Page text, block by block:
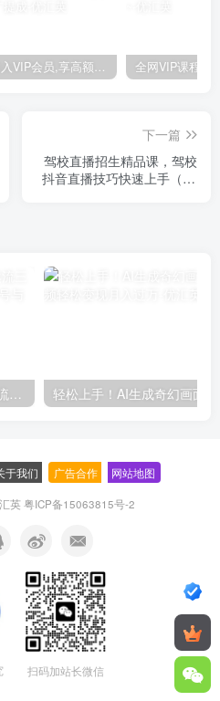
加入VIP会员,享高额的推广提成
下一篇
驾校直播招生精品课，驾校
抖音直播技巧快速上手（20
直播电商全流程实战：自然流三板斧+付费投放优化,多平台起号与GMV提升指南
于我们 广告合作 网站地图
英粤ICP备15063815号-2
扫码加站长微信